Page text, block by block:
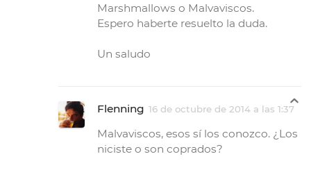
Marshmallows o Malvaviscos.
Espero haberte resuelto la duda.
Un saludo
Flenning 16 de octubre de 2014 a las 1:37
Malvaviscos, esos sí los conozco. ¿Los
niciste o son coprados?